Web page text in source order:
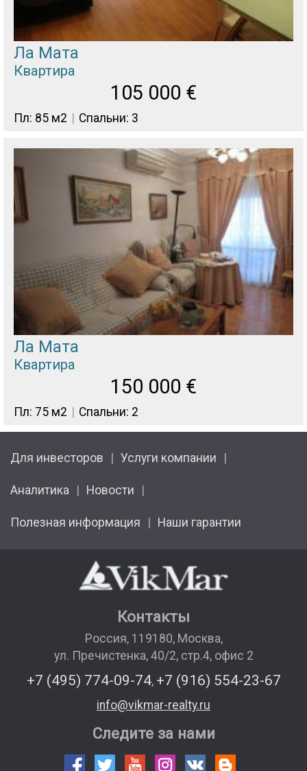
Ла Мата
Квартира
105 000 €
Пл: 85 м2 Спальни: 3
Ла Мата
Квартира
150 000 €
Пл: 75 м2 Спальни: 2
Для инвесторов Услуги компании
Аналитика Новости
Полезная информация Наши гарантии
Контакты
Россия, 119180, Москва,
ул. Пречистенка, 40/2, стр.4, офис 2
+7 (495) 774-09-74, +7 (916) 554-23-67
info@vikmar-realty.ru
Следите за нами